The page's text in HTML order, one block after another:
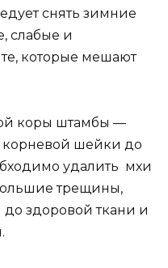
снять зимние
слабые и
которые мешают
коры штамбы —
корневой шейки до
удалить мхи
трещины,
здоровой ткани и